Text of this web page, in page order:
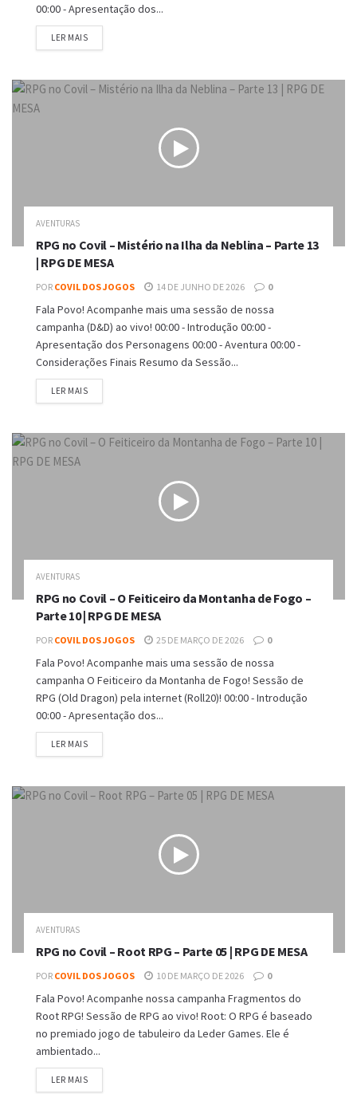
00:00 - Apresentação dos...
LER MAISDETAILS
AVENTURAS
RPG no Covil – Mistério na Ilha da Neblina – Parte 13
| RPG DE MESA
POR COVIL DOS JOGOS 14 DE JUNHO DE 2026 0
Fala Povo! Acompanhe mais uma sessão de nossa
campanha (D&D) ao vivo! 00:00 - Introdução 00:00 -
Apresentação dos Personagens 00:00 - Aventura 00:00 -
Considerações Finais Resumo da Sessão...
LER MAISDETAILS
AVENTURAS
RPG no Covil – O Feiticeiro da Montanha de Fogo –
Parte 10 | RPG DE MESA
POR COVIL DOS JOGOS 25 DE MARÇO DE 2026 0
Fala Povo! Acompanhe mais uma sessão de nossa
campanha O Feiticeiro da Montanha de Fogo! Sessão de
RPG (Old Dragon) pela internet (Roll20)! 00:00 - Introdução
00:00 - Apresentação dos...
LER MAISDETAILS
AVENTURAS
RPG no Covil – Root RPG – Parte 05 | RPG DE MESA
POR COVIL DOS JOGOS 10 DE MARÇO DE 2026 0
Fala Povo! Acompanhe nossa campanha Fragmentos do
Root RPG! Sessão de RPG ao vivo! Root: O RPG é baseado
no premiado jogo de tabuleiro da Leder Games. Ele é
ambientado...
LER MAISDETAILS